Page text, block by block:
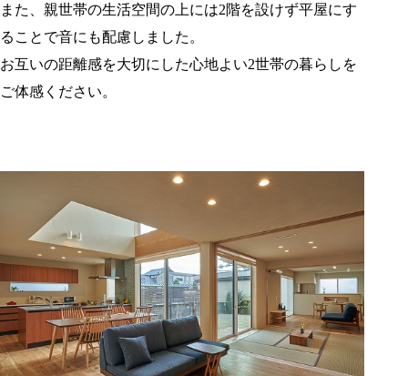
また、親世帯の生活空間の上には2階を設けず平屋にす
ることで音にも配慮しました。
お互いの距離感を大切にした心地よい2世帯の暮らしを
ご体感ください。